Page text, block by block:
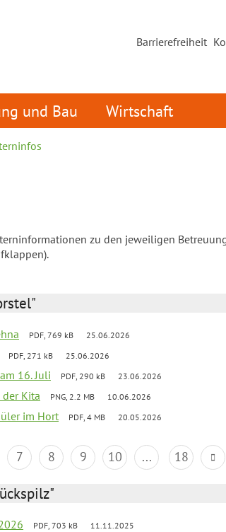
Barrierefreiheit
und Bau Wirtschaft
zu den jeweiligen
PDF, 769 kB 25.06.2026
PDF, 271 kB 25.06.2026
16. Juli PDF, 290 kB 23.06.2026
Kita PNG, 2.2 MB 10.06.2026
im Hort PDF, 4 MB 20.05.2026
7 8 9 10 ... 18
PDF, 703 kB 11.11.2025